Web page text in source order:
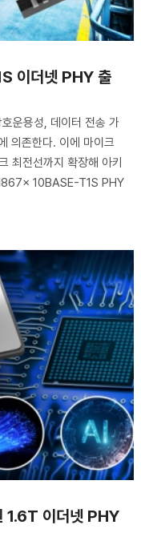
이더넷 PHY 출
운용성, 데이터 전송 가
의존한다. 이에 마이크
최전선까지 확장해 아키
10BASE-T1S PHY
1.6T 이더넷 PHY